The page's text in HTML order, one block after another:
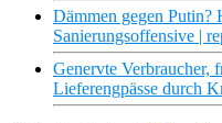
Dämmen gegen Putin?
Sanierungsoffensive |
Genervte Verbraucher,
Lieferengpässe durch